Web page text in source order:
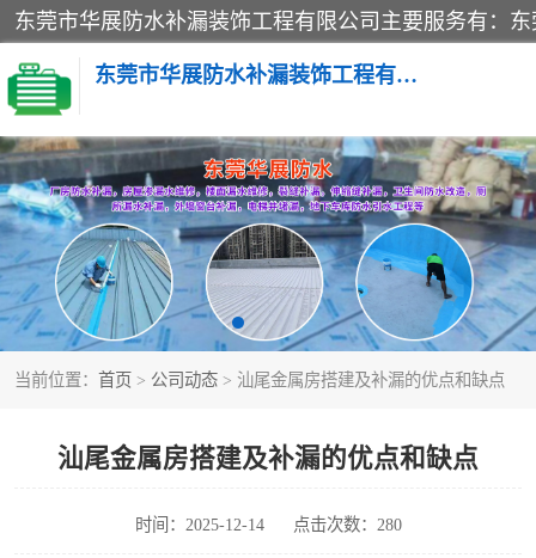
东莞市华展防水补漏装饰工程有限公司
当前位置： 首页 > 公司动态 > 汕尾金属房搭建及补漏的优点和缺点
汕尾金属房搭建及补漏的优点和缺点
时间：2025-12-14 点击次数：280
楼面防水补漏
阳台卫生间防水补漏
金属房搭建及补漏